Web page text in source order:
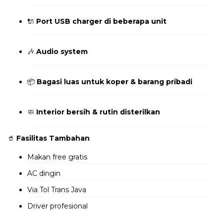
🔌 Port USB charger di beberapa unit
🎶 Audio system
📦 Bagasi luas untuk koper & barang pribadi
🧼 Interior bersih & rutin disterilkan
🥤 Fasilitas Tambahan
Makan free gratis
AC dingin
Via Tol Trans Java
Driver profesional